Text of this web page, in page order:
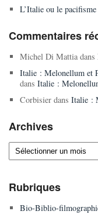
L’Italie ou le
Commentaires
Michel Di Mattiadans
Italie : Melonellum et
dans Italie :
Corbisierdans Italie :
Archives
Archives
Rubriques
Bio-Biblio-